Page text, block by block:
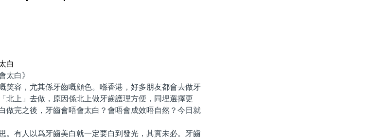
白
白》
容，尤其係牙齒嘅顔色。喺香港，好多朋友都會去做牙
北上」去做，原因係北上做牙齒護理方便，同埋選擇更
完之後，牙齒會唔會太白？會唔會成效唔自然？今日就
有人以爲牙齒美白就一定要白到發光，其實未必。牙齒